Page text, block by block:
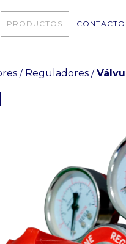
PRODUCTOS CONTACTO
/ Reguladores /